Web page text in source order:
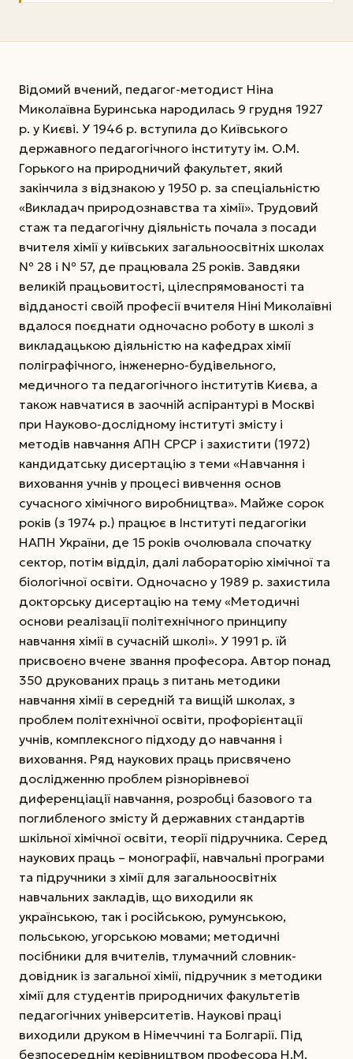
Відомий вчений, педагог-методист Ніна
Миколаївна Буринська народилась 9 грудня 1927
р. у Києві. У 1946 р. вступила до Київського
державного педагогічного інституту ім. О.М.
Горького на природничий факультет, який
закінчила з відзнакою у 1950 р. за спеціальністю
«Викладач природознавства та хімії». Трудовий
стаж та педагогічну діяльність почала з посади
вчителя хімії у київських загальноосвітніх школах
№ 28 і № 57, де працювала 25 років. Завдяки
великій працьовитості, цілеспрямованості та
відданості своїй професії вчителя Ніні Миколаївні
вдалося поєднати одночасно роботу в школі з
викладацькою діяльністю на кафедрах хімії
поліграфічного, інженерно-будівельного,
медичного та педа­гогічного інститутів Києва, а
також нав­чатися в заочній аспірантурі в Москві
при Науково-дослідному інституті змісту і
методів навчання АПН СРСР і захистити (1972)
кандидатську дисертацію з теми «Навчання і
виховання учнів у процесі вивчення основ
сучасного хімічного виробництва». Майже сорок
років (з 1974 р.) працює в Інституті педагогіки
НАПН України, де 15 років очолювала спочатку
сектор, потім відділ, далі лабораторію хімічної та
біологічної освіти. Одночасно у 1989 р. захистила
докторську дисертацію на тему «Методичні
основи реалізації політехнічного принципу
навчання хімії в сучасній школі». У 1991 р. їй
присвоєно вчене звання професора. Автор понад
350 друкованих праць з питань методики
навчання хімії в середній та вищій школах, з
проблем політехнічної освіти, профорієнтації
учнів, комплексного підходу до навчання і
виховання. Ряд наукових праць присвячено
дослідженню проблем різнорівневої
диференціації навчання, розробці базового та
поглибленого змісту й державних стандартів
шкільної хімічної освіти, теорії підручника. Серед
наукових праць – монографії, нав­чальні програми
та підручники з хімії для загальноосвітніх
навчальних закладів, що виходили як
українською, так і російською, румунською,
польською, угорською мовами; методичні
посібники для вчителів, тлумачний словник-
довідник із загальної хімії, підручник з методики
хімії для студентів природничих факультетів
педагогічних університетів. Наукові праці
виходили друком в Німеччині та Болгарії. Під
безпосереднім керівництвом професора Н.М.